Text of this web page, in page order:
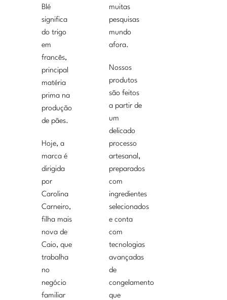
Blé
significa
do trigo
em
francês,
principal
matéria
prima na
produção
de pães.
Hoje, a
marca é
dirigida
por
Carolina
Carneiro,
filha mais
nova de
Caio, que
trabalha
no
negócio
familiar
muitas
pesquisas
mundo
afora.
Nossos
produtos
são feitos
a partir de
um
delicado
processo
artesanal,
preparados
com
ingredientes
selecionados
e conta
com
tecnologias
avançadas
de
congelamento
que